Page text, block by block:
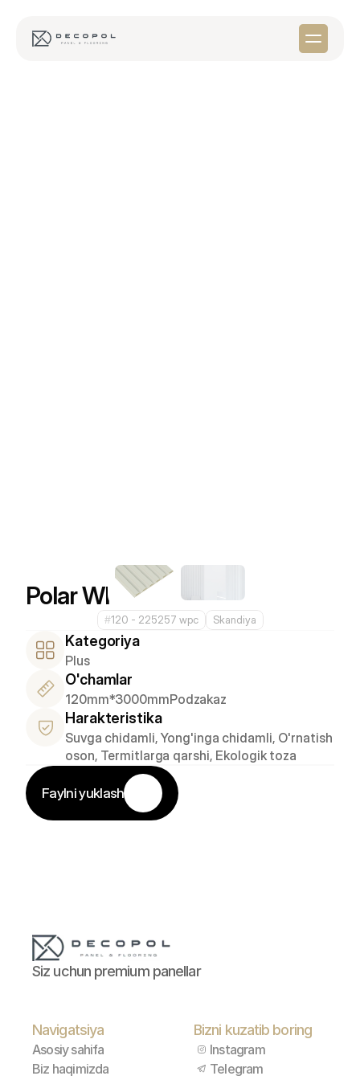
Polar White
#120 - 225257 wpc Skandiya
Kategoriya
Plus
O'chamlar
120mm*3000mmPodzakaz
Harakteristika
Suvga chidamli, Yong'inga chidamli, O'rnatish
oson, Termitlarga qarshi, Ekologik toza
Faylni yuklash
Siz uchun premium panellar
Navigatsiya
Asosiy sahifa
Biz haqimizda
Bizni kuzatib boring
Instagram
Telegram